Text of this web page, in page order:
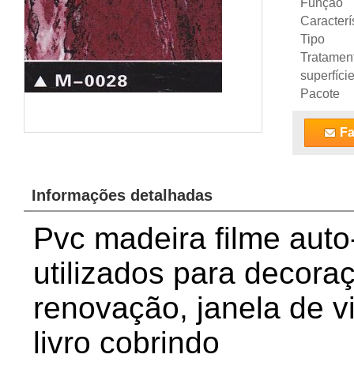
Função
Tipo
superfície
Pacote
Informações detalhadas
Pvc madeira filme
utilizados para
renovação, janela de
livro cobrindo